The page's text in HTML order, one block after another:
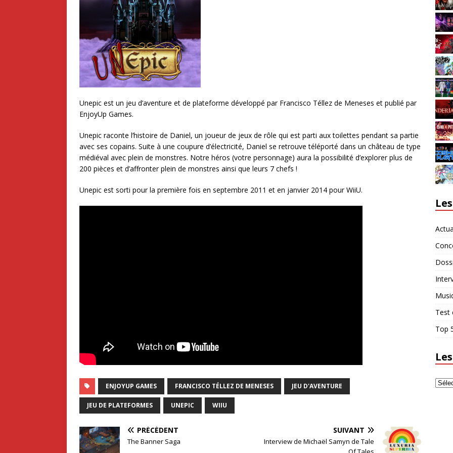
Unepic est un jeu d’aventure et de plateforme développé par Francisco Téllez de Meneses et publié par
EnjoyUp Games.
Unepic raconte l’histoire de Daniel, un joueur de jeux de rôle qui est parti aux toilettes pendant sa partie
avec ses copains. Suite à une coupure d’électricité, Daniel se retrouve téléporté dans un château de type
médiéval avec plein de monstres. Notre héros (votre personnage) aura la possibilité d’explorer plus de
200 pièces et d’affronter plein de monstres ainsi que leurs 7 chefs !
Unepic est sorti pour la première fois en septembre 2011 et en janvier 2014 pour WiiU.
ENJOYUP GAMES FRANCISCO TÉLLEZ DE MENESES JEU D'AVENTURE
JEU DE PLATEFORMES UNEPIC WIIU
PRÉCÉDENT
The Banner Saga
SUIVANT
Interview de Michaël Samyn de Tale
Test
Top